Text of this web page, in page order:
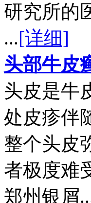
研究所的
...[详细]
头部牛皮
头皮是牛
处皮疹伴
整个头皮
者极度难
郑州银屑